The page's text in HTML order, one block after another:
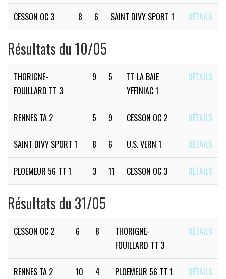
CESSON OC 3 8 6 SAINT DIVY SPORT 1 DÉTAILS
Résultats du 10/05
THORIGNE-
FOUILLARD TT 3
9 5
TT LA BAIE
YFFINIAC 1
DÉTAILS
RENNES TA 2 5 9 CESSON OC 2 DÉTAILS
SAINT DIVY SPORT 1 8 6 U.S. VERN 1 DÉTAILS
PLOEMEUR 56 TT 1 3 11 CESSON OC 3 DÉTAILS
Résultats du 31/05
CESSON OC 2 6 8
THORIGNE-
FOUILLARD TT 3
DÉTAILS
RENNES TA 2 10 4 PLOEMEUR 56 TT 1 DÉTAILS